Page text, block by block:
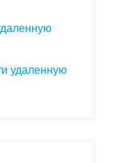
удаленную